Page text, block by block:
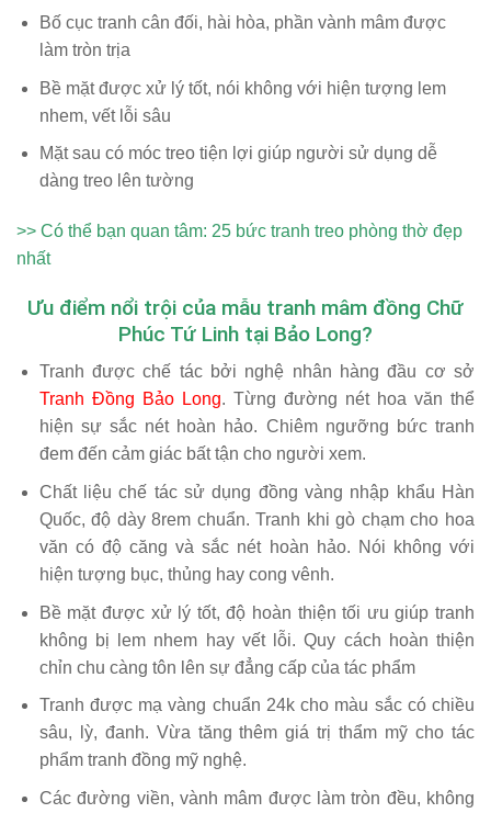
Bố cục tranh cân đối, hài hòa, phần vành mâm được
làm tròn trịa
Bề mặt được xử lý tốt, nói không với hiện tượng lem
nhem, vết lỗi sâu
Mặt sau có móc treo tiện lợi giúp người sử dụng dễ
dàng treo lên tường
>> Có thể bạn quan tâm: 25 bức tranh treo phòng thờ đẹp
nhất
Ưu điểm nổi trội của mẫu tranh mâm đồng Chữ
Phúc Tứ Linh tại Bảo Long?
Tranh được chế tác bởi nghệ nhân hàng đầu cơ sở
Tranh Đồng Bảo Long. Từng đường nét hoa văn thể
hiện sự sắc nét hoàn hảo. Chiêm ngưỡng bức tranh
đem đến cảm giác bất tận cho người xem.
Chất liệu chế tác sử dụng đồng vàng nhập khẩu Hàn
Quốc, độ dày 8rem chuẩn. Tranh khi gò chạm cho hoa
văn có độ căng và sắc nét hoàn hảo. Nói không với
hiện tượng bục, thủng hay cong vênh.
Bề mặt được xử lý tốt, độ hoàn thiện tối ưu giúp tranh
không bị lem nhem hay vết lỗi. Quy cách hoàn thiện
chỉn chu càng tôn lên sự đẳng cấp của tác phẩm
Tranh được mạ vàng chuẩn 24k cho màu sắc có chiều
sâu, lỳ, đanh. Vừa tăng thêm giá trị thẩm mỹ cho tác
phẩm tranh đồng mỹ nghệ.
Các đường viền, vành mâm được làm tròn đều, không